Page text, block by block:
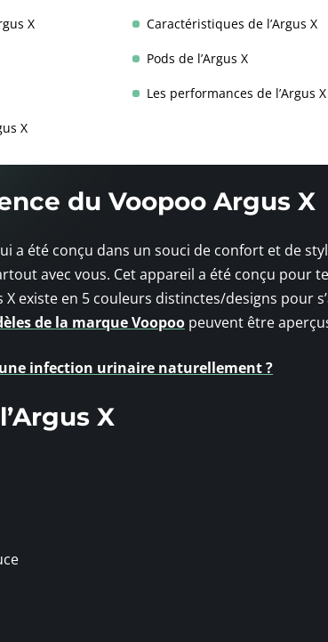
X Caractéristiques de l’Argus X
Pods de l’Argus X
Les performances de l’Argus X
X
du Voopoo Argus X
a été conçu dans un souci de confort et de
avec vous. Cet appareil a été conçu pour
existe en 5 couleurs distinctes/designs pour
de la marque Voopoo peuvent être
infection urinaire naturellement ?
X